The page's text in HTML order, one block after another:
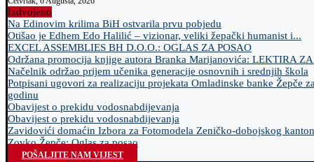
Izdvojeno
Na Edinovim krilima BiH ostvarila prvu pobjedu
Otišao je Edhem Edo Halilić – vizionar, veliki žepački humanist i...
EXCEL ASSEMBLIES BH D.O.O.: OGLAS ZA POSAO
Održana promocija knjige autora Branka Marijanovića: LEKTIRA
Načelnik održao prijem učenika generacije osnovnih i srednjih škola
Potpisani ugovori za realizaciju projekata Omladinske banke Žepče
godinu
Obavijest o prekidu vodosnabdijevanja
Obavijest o prekidu vodosnabdijevanja
Zavidovići domaćin Izbora za Fotomodela Zeničko-dobojskog
Zovko Žepče: Oglas za posao
POŠALJITE NAM VIJEST